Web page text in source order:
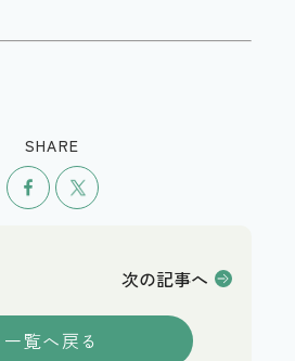
SHARE
シェア
次の記事へ
一覧へ戻る